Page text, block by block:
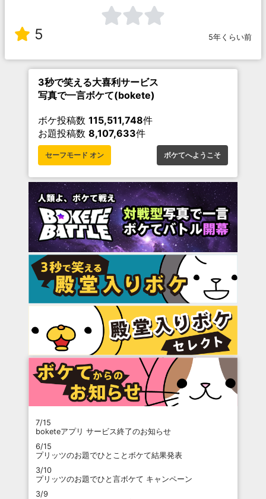
5 5年くらい前
3秒で笑える大喜利サービス
写真で一言ボケて(bokete)
ボケ投稿数 115,511,748件
お題投稿数 8,107,633件
セーフモード オン ボケてへようこそ
7/15
boketeアプリ サービス終了のお知らせ
6/15
プリッツのお題でひとことボケて結果発表
3/10
プリッツのお題でひと言ボケて キャンペーン
3/9